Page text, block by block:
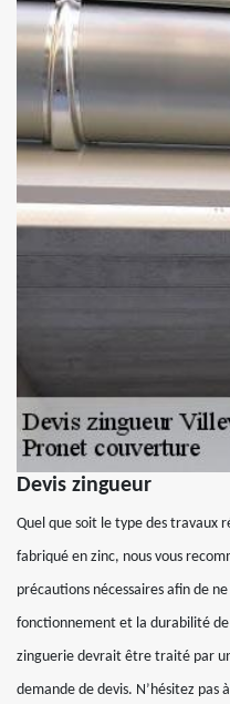
Devis zingueur
Quel que soit le type des travaux
fabriqué en zinc, nous vous
précautions nécessaires afin de
fonctionnement et la durabilité
zinguerie devrait être traité par
demande de devis. N’hésitez pas